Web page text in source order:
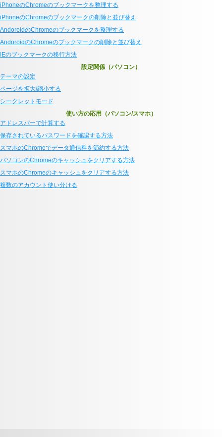
iPhoneのChromeのブックマークを整理する
iPhoneのChromeのブックマークの削除と並び替え
AndoroidのChromeのブックマークを整理する
AndoroidのChromeのブックマークの削除と並び替え
IEのブックマークの移行方法
設定関係（パソコン）
テーマの設定
ページを拡大/縮小する
シークレットモード
使い方の応用（パソコン/スマホ）
アドレスバーで計算する
保存されているパスワードを確認する方法
スマホのChromeでデータ通信料を節約する方法
パソコンのChromeのキャッシュをクリアする方法
スマホのChromeのキャッシュをクリアする方法
複数のアカウント使い分ける